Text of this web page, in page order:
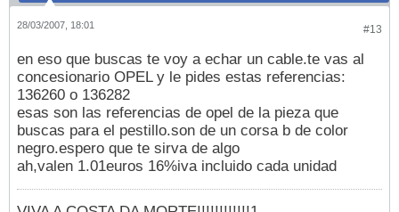
#13
28/03/2007, 18:01
en eso que buscas te voy a echar un cable.te vas al
concesionario OPEL y le pides estas referencias:
136260 o 136282
esas son las referencias de opel de la pieza que
buscas para el pestillo.son de un corsa b de color
negro.espero que te sirva de algo
ah,valen 1.01euros 16%iva incluido cada unidad